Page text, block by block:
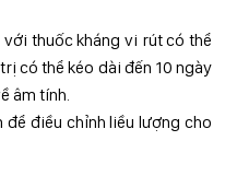
thuốc kháng vi rút có thể
có thể kéo dài đến 10 ngày
âm tính.
để điều chỉnh liều lượng cho